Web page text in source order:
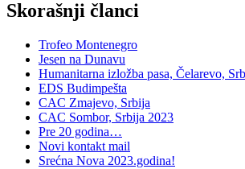
Skorašnji članci
Trofeo Montenegro
Jesen na Dunavu
Humanitarna izložba pasa, Čelarevo,
EDS Budimpešta
CAC Zmajevo, Srbija
CAC Sombor, Srbija 2023
Pre 20 godina…
Novi kontakt mail
Srećna Nova 2023.godina!